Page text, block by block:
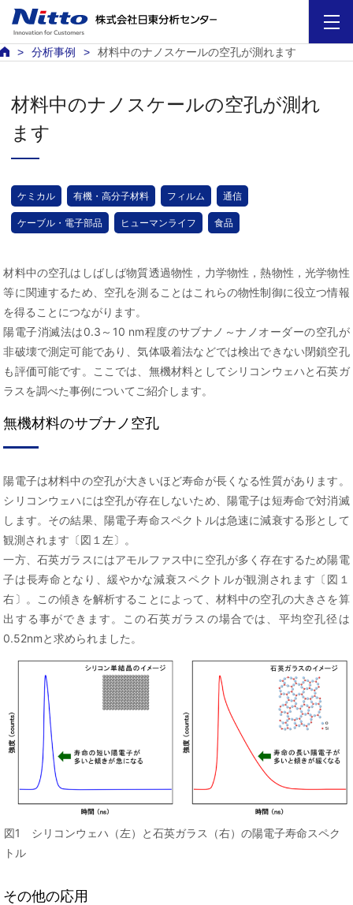
分析事例 材料中のナノスケールの空孔が測れます
材料中のナノスケールの空孔が測れ
ます
ケミカル 有機・高分子材料 フィルム 通信
ケーブル・電子部品 ヒューマンライフ 食品
材料中の空孔はしばしば物質透過物性，力学物性，熱物性，光学物性
等に関連するため、空孔を測ることはこれらの物性制御に役立つ情報
を得ることにつながります。
陽電子消滅法は0.3～10 nm程度のサブナノ～ナノオーダーの空孔が
非破壊で測定可能であり、気体吸着法などでは検出できない閉鎖空孔
も評価可能です。ここでは、無機材料としてシリコンウェハと石英ガ
ラスを調べた事例についてご紹介します。
無機材料のサブナノ空孔
陽電子は材料中の空孔が大きいほど寿命が長くなる性質があります。
シリコンウェハには空孔が存在しないため、陽電子は短寿命で対消滅
します。その結果、陽電子寿命スペクトルは急速に減衰する形として
観測されます〔図１左〕。
一方、石英ガラスにはアモルファス中に空孔が多く存在するため陽電
子は長寿命となり、緩やかな減衰スペクトルが観測されます〔図１
右〕。この傾きを解析することによって、材料中の空孔の大きさを算
出する事ができます。この石英ガラスの場合では、平均空孔径は
0.52nmと求められました。
図1 シリコンウェハ（左）と石英ガラス（右）の陽電子寿命スペク
トル
その他の応用